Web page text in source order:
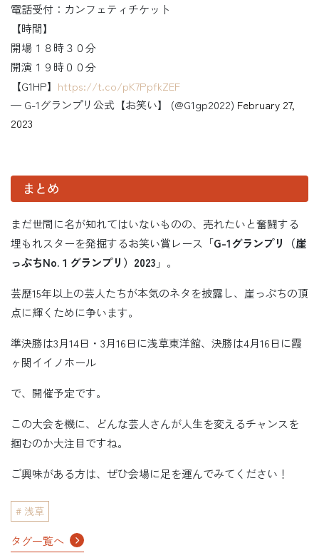
電話受付：カンフェティチケット
【時間】
開場１８時３０分
開演１９時００分
【G1HP】 https://t.co/pK7PpfkZEF
— G-1グランプリ公式【お笑い】 (@G1gp2022) February 27,
2023
まとめ
まだ世間に名が知れてはいないものの、売れたいと奮闘する
埋もれスターを発掘するお笑い賞レース「G-1グランプリ（崖
っぷちNo.１グランプリ）2023 」。
芸歴15年以上の芸人たちが本気のネタを披露し、崖っぷちの頂
点に輝くために争います。
準決勝は3月14日・3月16日に浅草東洋館、決勝は4月16日に霞
ヶ関イイノホール
で、開催予定です。
この大会を機に、どんな芸人さんが人生を変えるチャンスを
掴むのか大注目ですね。
ご興味がある方は、ぜひ会場に足を運んでみてください！
浅草
タグ一覧へ